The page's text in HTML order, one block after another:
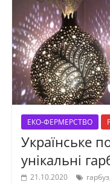
ЕКО-ФЕРМЕРСТВО
Українське
унікальні
21.10.2020 гарбуз